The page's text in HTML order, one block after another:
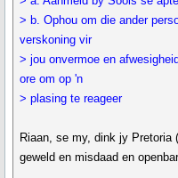
> b. Ophou om die ander
verskoning vir
> jou onvermoe en
ore om op 'n
> plasing te reageer
Riaan, se my, dink jy
geweld en misdaad en